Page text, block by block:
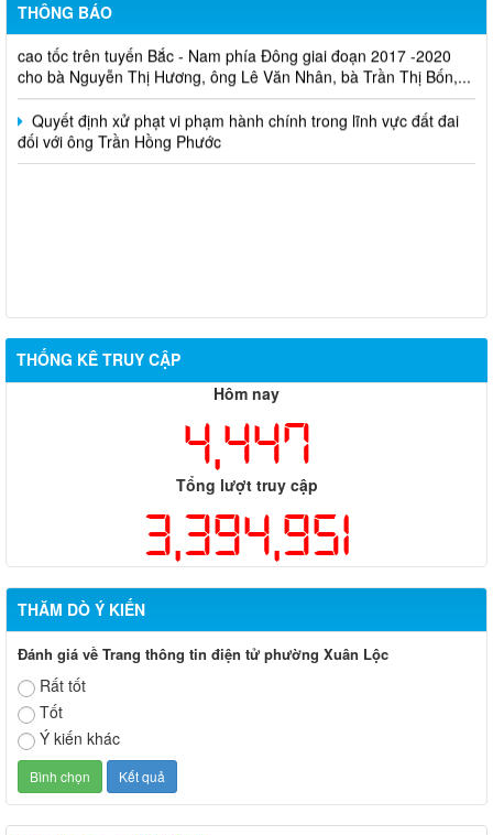
THÔNG BÁO
Danh sách quyết định Về việc thu hồi đất thuộc dự án xây dựng
cao tốc trên tuyến Bắc - Nam phía Đông giai đoạn 2017 -2020
cho bà Nguyễn Thị Hương, ông Lê Văn Nhân, bà Trần Thị Bốn,...
Quyết định xử phạt vi phạm hành chính trong lĩnh vực đất đai
đối với ông Trần Hồng Phước
THỐNG KÊ TRUY CẬP
Hôm nay
4,447
Tổng lượt truy cập
3,394,951
THĂM DÒ Ý KIẾN
Đánh giá về Trang thông tin điện tử phường Xuân Lộc
Rất tốt
Tốt
Ý kiến khác